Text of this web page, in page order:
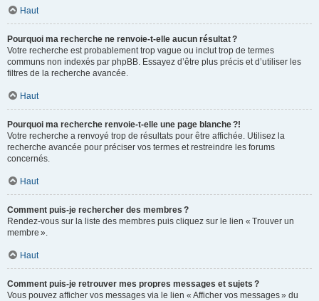
Haut
Pourquoi ma recherche ne renvoie-t-elle aucun résultat ?
Votre recherche est probablement trop vague ou inclut trop de termes
communs non indexés par phpBB. Essayez d’être plus précis et d’utiliser les
filtres de la recherche avancée.
Haut
Pourquoi ma recherche renvoie-t-elle une page blanche ?!
Votre recherche a renvoyé trop de résultats pour être affichée. Utilisez la
recherche avancée pour préciser vos termes et restreindre les forums
concernés.
Haut
Comment puis-je rechercher des membres ?
Rendez-vous sur la liste des membres puis cliquez sur le lien « Trouver un
membre ».
Haut
Comment puis-je retrouver mes propres messages et sujets ?
Vous pouvez afficher vos messages via le lien « Afficher vos messages » du